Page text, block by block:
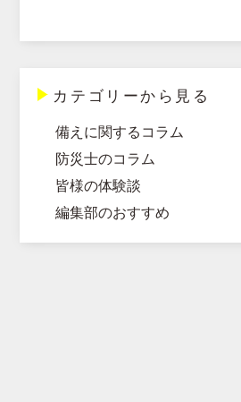
カテゴリーから見る
備えに関するコラム
防災士のコラム
皆様の体験談
編集部のおすすめ